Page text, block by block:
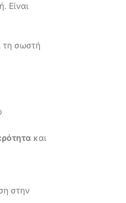
Είναι
τη σωστή
και
στην